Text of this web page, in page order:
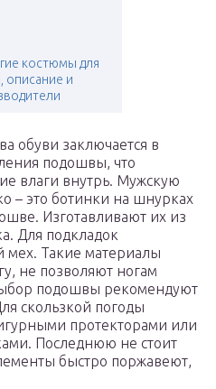
костюмы для
описание и
обуви заключается в
подошвы, что
влаги внутрь. Мужскую
– это ботинки на шнурках
Изготавливают их из
Для подкладок
мех. Такие материалы
не позволяют ногам
подошвы рекомендуют
скользкой погоды
протекторами или
Последнюю не стоит
быстро поржавеют,